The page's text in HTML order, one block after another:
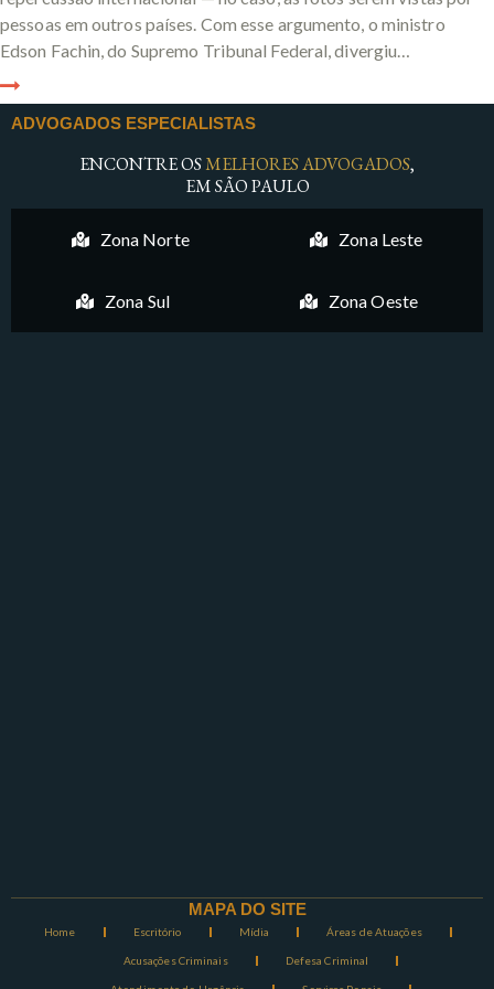
pessoas em outros países. Com esse argumento, o ministro
Edson Fachin, do Supremo Tribunal Federal, divergiu…
ADVOGADOS ESPECIALISTAS
ENCONTRE OSMELHORES ADVOGADOS,
EM SÃO PAULO
Zona Norte Zona Leste
Zona Sul Zona Oeste
MAPA DO SITE
Home Escritório Mídia Áreas de Atuações
Acusações Criminais Defesa Criminal